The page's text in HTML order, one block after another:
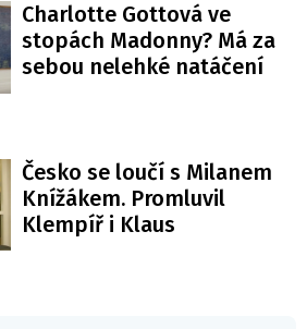
Charlotte Gottová ve
stopách Madonny? Má za
sebou nelehké natáčení
Česko se loučí s Milanem
Knížákem. Promluvil
Klempíř i Klaus